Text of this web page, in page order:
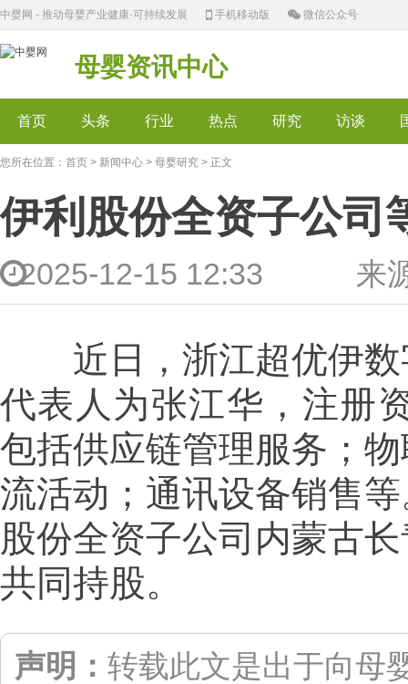
中婴网 - 推动母婴产业健康·可持续发展 手机移动版 微信公众号
母婴资讯中心
首页 头条 行业 热点 研究 访谈
您所在位置： 首页 > 新闻中心 > 母婴研究 > 正文
伊利股份全资子公司
2025-12-15 12:33 来源
近日，浙江超优伊数
代表人为张江华，注册
包括供应链管理服务；
流活动；通讯设备销售
股份全资子公司内蒙古
共同持股。
声明： 转载此文是出于向母